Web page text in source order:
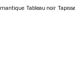
Tableau noir